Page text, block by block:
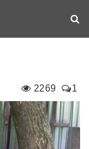
2269 1